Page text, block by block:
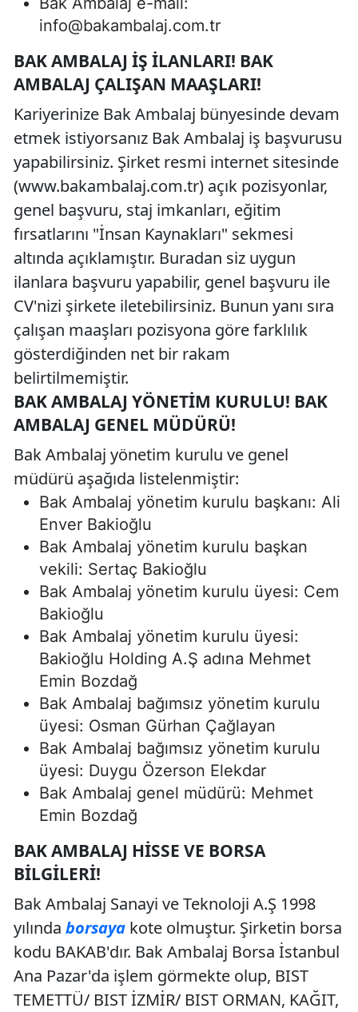
info@bakambalaj.com.tr
BAK AMBALAJ İŞ İLANLARI! BAK
AMBALAJ ÇALIŞAN MAAŞLARI!
Kariyerinize Bak Ambalaj bünyesinde devam
etmek istiyorsanız Bak Ambalaj iş başvurusu
yapabilirsiniz. Şirket resmi internet sitesinde
(www.bakambalaj.com.tr) açık pozisyonlar,
genel başvuru, staj imkanları, eğitim
fırsatlarını "İnsan Kaynakları" sekmesi
altında açıklamıştır. Buradan siz uygun
ilanlara başvuru yapabilir, genel başvuru ile
CV'nizi şirkete iletebilirsiniz. Bunun yanı sıra
çalışan maaşları pozisyona göre farklılık
gösterdiğinden net bir rakam
belirtilmemiştir.
BAK AMBALAJ YÖNETIM KURULU! BAK
AMBALAJ GENEL MÜDÜRÜ!
Bak Ambalaj yönetim kurulu ve genel
müdürü aşağıda listelenmiştir:
Bak Ambalaj yönetim kurulu başkanı: Ali
Enver Bakioğlu
Bak Ambalaj yönetim kurulu başkan
vekili: Sertaç Bakioğlu
Bak Ambalaj yönetim kurulu üyesi: Cem
Bakioğlu
Bak Ambalaj yönetim kurulu üyesi:
Bakioğlu Holding A.Ş adına Mehmet
Emin Bozdağ
Bak Ambalaj bağımsız yönetim kurulu
üyesi: Osman Gürhan Çağlayan
Bak Ambalaj bağımsız yönetim kurulu
üyesi: Duygu Özerson Elekdar
Bak Ambalaj genel müdürü: Mehmet
Emin Bozdağ
BAK AMBALAJ HISSE VE BORSA
BILGILERI!
Bak Ambalaj Sanayi ve Teknoloji A.Ş 1998
yılında borsaya kote olmuştur. Şirketin borsa
kodu BAKAB'dır. Bak Ambalaj Borsa İstanbul
Ana Pazar'da işlem görmekte olup, BIST
TEMETTÜ/ BIST İZMİR/ BIST ORMAN, KAĞIT,